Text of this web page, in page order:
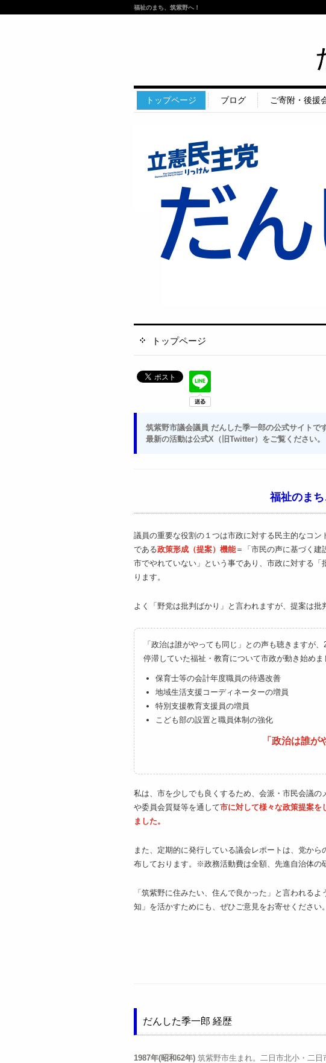
福祉のまち、筑紫野へ！
トップページ ブログ ご寄附・後援
トップページ
筑紫野市議会議員 だんした季一郎の公式サイトです
最新の活動は公式X（旧Twitter）をご覧ください。
福祉のまち
議員の重要な役割の１つは市政に対する民主的なコン
である政策形成（提案）機能 ＝「市民の声に基づく
市でやれていない」という事であり、市政に対する
ります。
よく「野党は批判ばかり」と言われますが、提案は批
「政治は誰がやっても同じ」との声も聴きますが
停滞していた福祉・教育について市政が動き始めま
保育士等の会計年度職員の待遇改善
地域生活支援コーディネーターの増員
特別支援教育支援員の増員
こども部の設置と職員体制の強化
「政治は誰が
私は、市を少しでも良くするため、会派・市民会議
や委員会質疑等を通して市に対して様々な政策提案を
ました。
また、定期的に発行している議会レポートは、党か
布しております。※政務活動費は全額、先進自治体の
「筑紫野に住みたい、住んで良かった」と言われる
知」を活かすためにも、ぜひご意見をお寄せください。
だんした季一郎 経歴
1987年(昭和62年) 筑紫野市生まれ。二日市北小・二日